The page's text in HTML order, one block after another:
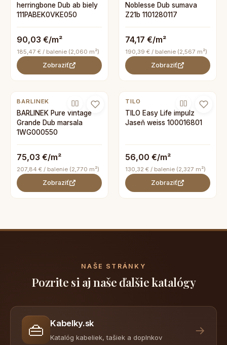
herringbone Dub ab biely
111PABEK0VKE050
90,03 €/m²
185,47 € / balenie (2,060 m²)
Zobraziť
Noblesse Dub sumava
Z21b 1101280117
74,17 €/m²
190,39 € / balenie (2,567 m²)
Zobraziť
BARLINEK
BARLINEK Pure vintage
Grande Dub marsala
1WG000550
75,03 €/m²
207,84 € / balenie (2,770 m²)
Zobraziť
TILO
TILO Easy Life impulz
Jaseň weiss 100016801
56,00 €/m²
130,32 € / balenie (2,327 m²)
Zobraziť
NAŠE STRÁNKY
Pozrite si aj naše ďalšie katalógy
👜 Kabelky.sk
Katalóg kabeliek, tašiek a doplnkov
→